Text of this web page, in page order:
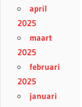
april
2025
maart
2025
februari
2025
januari